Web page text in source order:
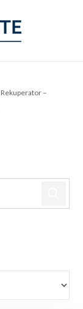
Rekuperator –